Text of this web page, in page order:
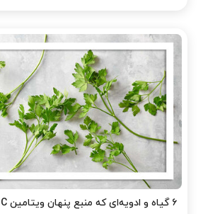
۶ گیاه و ادویه‌ای که منبع پنهان ویتامین C هستند